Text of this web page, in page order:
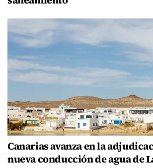
Canarias avanza en la
nueva conducción de agua de